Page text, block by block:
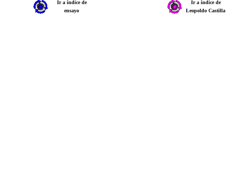
Ir a índice de
ensayo
Ir a índice de
Leopoldo Castilla